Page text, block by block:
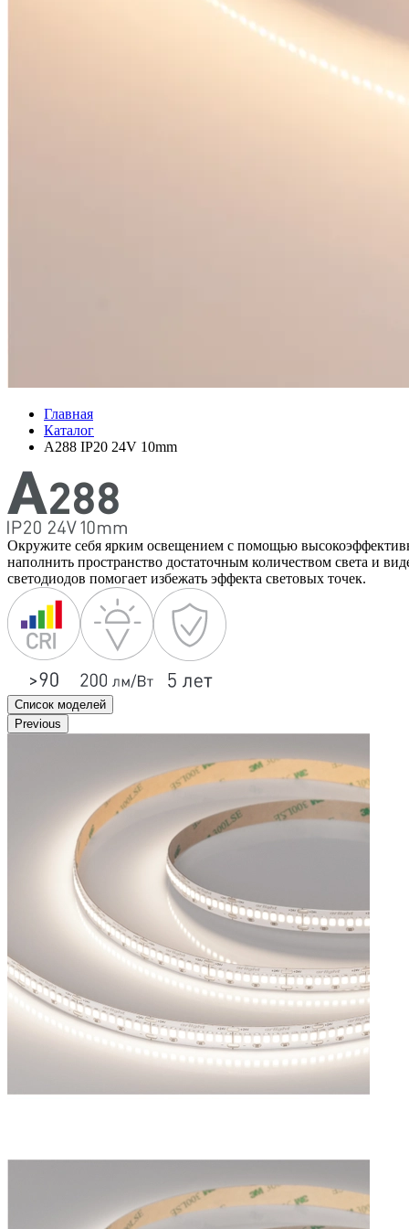
Главная
Каталог
A288 IP20 24V 10mm
Окружите себя ярким освещением с помощью
наполнить пространство достаточным количеством света и
светодиодов помогает избежать эффекта световых точек.
Список моделей
Previous